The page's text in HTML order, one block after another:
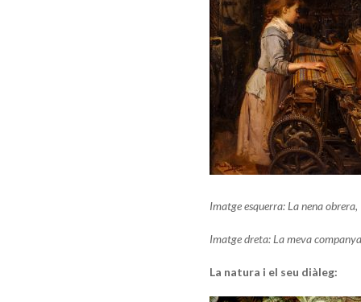
Imatge esquerra: La nena
Imatge dreta: La meva
La natura i el seu diàleg: